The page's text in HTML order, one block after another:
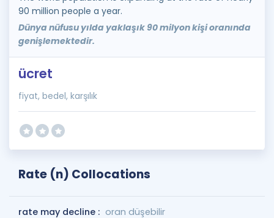
90 million people a year.
Dünya nüfusu yılda yaklaşık 90 milyon kişi oranında
genişlemektedir.
ücret
fiyat, bedel, karşılık
Rate (n) Collocations
rate may decline : oran düşebilir